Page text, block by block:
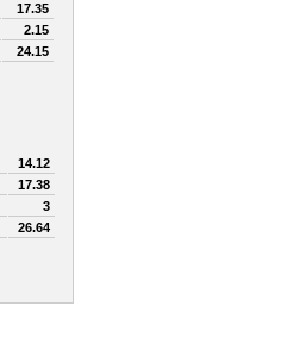
17.35
2.15
24.15
14.12
17.38
3
26.64